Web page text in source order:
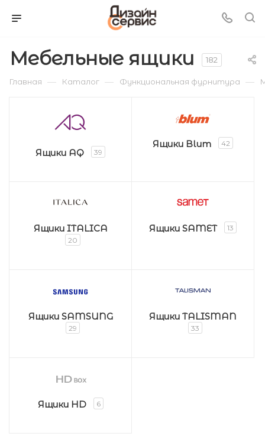
Мебельные ящики 182
Главная — Каталог — Функциональная фурнитура —
Ящики AQ 39
Ящики Blum 42
Ящики ITALICA
20
Ящики SAMET 13
Ящики SAMSUNG
29
Ящики TALISMAN
33
Ящики HD 6